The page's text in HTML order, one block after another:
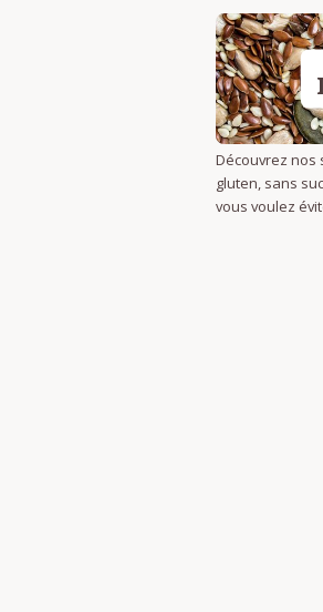
Découvrez nos
gluten, sans
vous voulez